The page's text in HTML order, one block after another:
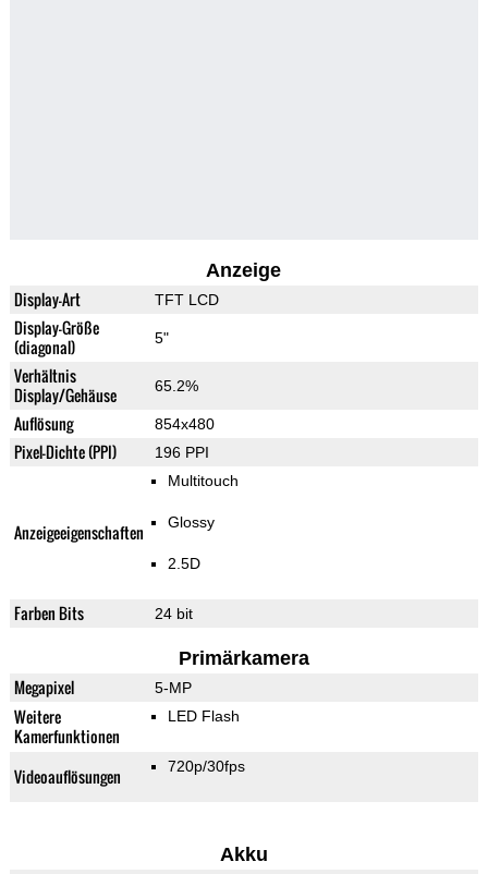
Anzeige
Display-Art TFT LCD
Display-Größe
(diagonal)
5"
Verhältnis
Display/Gehäuse
65.2%
Auflösung 854x480
Pixel-Dichte (PPI) 196 PPI
Anzeigeeigenschaften
Multitouch
Glossy
2.5D
Farben Bits 24 bit
Primärkamera
Megapixel 5-MP
Weitere
Kamerfunktionen
LED Flash
Videoauflösungen 720p/30fps
Akku